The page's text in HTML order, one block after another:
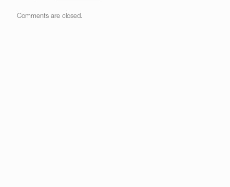
Comments are closed.